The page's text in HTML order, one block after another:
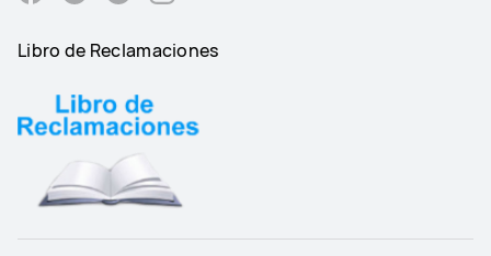
Libro de Reclamaciones